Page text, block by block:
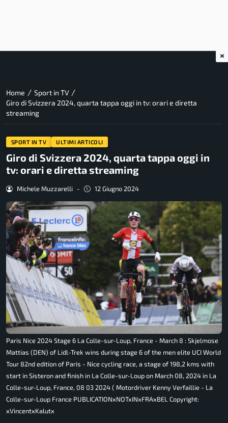
Home / Sport in TV /
Giro di Svizzera 2024, quarta tappa oggi in tv: orari e diretta
streaming
SPORT IN TV ULTIMI ARTICOLI
Giro di Svizzera 2024, quarta tappa oggi in
tv: orari e diretta streaming
Michele Muzzarelli - 12 Giugno 2024
Paris Nice 2024 Stage 6 La Colle-sur-Loup, France - March 8 : Skjelmose
Mattias (DEN) of Lidl-Trek wins during stage 6 of the men elite UCI World
Tour 82nd edition of Paris - Nice cycling race, a stage of 198,2 kms with
start in Sisteron and finish in La Colle-sur-Loup on March 08, 2024 in La
Colle-sur-Loup, France, 08 03 2024 ( Motordriver Kenny Verfaillie - La
Colle-sur-Loup France PUBLICATIONxNOTxINxFRAxBEL Copyright:
xVincentxKalutx
×